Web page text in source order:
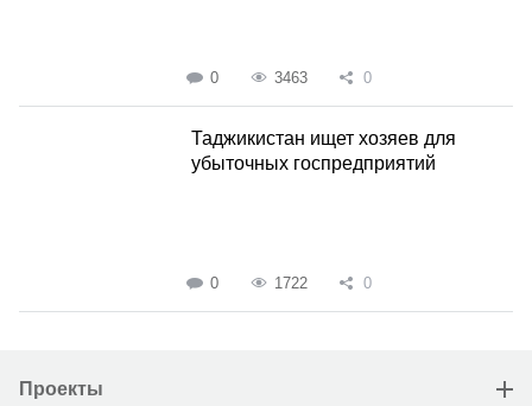
0 3463 0
Таджикистан ищет хозяев для
убыточных госпредприятий
0 1722 0
Проекты